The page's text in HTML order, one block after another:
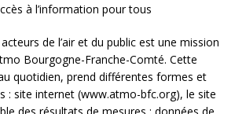
à l’information pour tous
de l’air et du public est une mission
Bourgogne-Franche-Comté. Cette
quotidien, prend différentes formes et
: site internet (www.atmo-bfc.org), le site
des résultats de mesures : données de